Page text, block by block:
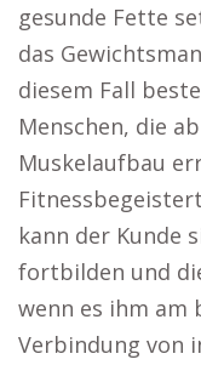
gesunde Fette
das
diesem Fall
Menschen, die
Muskelaufbau
kann der Kunde
fortbilden und
wenn es ihm am
Verbindung von